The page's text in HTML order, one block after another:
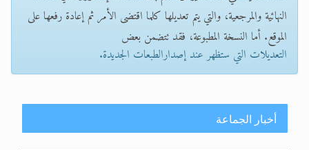
النهائية والمرجعية، والتي يتم تعديلها كلما اقتضى الأمر ثم إعادة رفعها على
الموقع. أما النسخة المطبوعة، فقد تتضمن بعض
التعديلات التي ستظهر عند إصدارالطبعات الجديدة.
أخبار الجماعة